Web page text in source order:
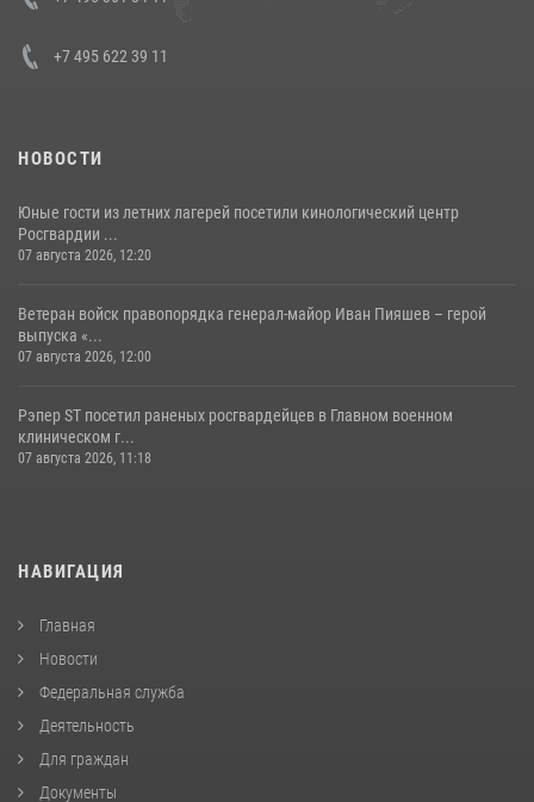
+7 495 622 39 11
НОВОСТИ
Юные гости из летних лагерей посетили кинологический центр
Росгвардии ...
07 августа 2026, 12:20
Ветеран войск правопорядка генерал-майор Иван Пияшев – герой
выпуска «...
07 августа 2026, 12:00
Рэпер ST посетил раненых росгвардейцев в Главном военном
клиническом г...
07 августа 2026, 11:18
НАВИГАЦИЯ
Главная
Новости
Федеральная служба
Деятельность
Для граждан
Документы